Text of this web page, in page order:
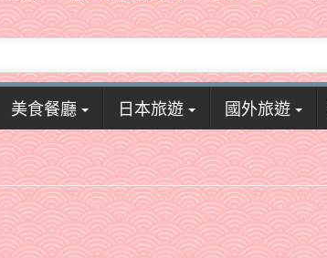
美食餐廳 日本旅遊 國外旅遊